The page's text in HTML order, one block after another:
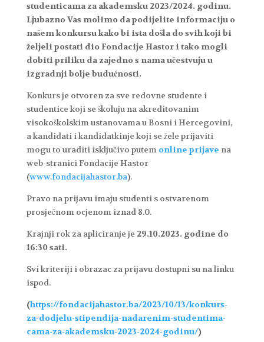
studenticama za akademsku 2023/2024. godinu.
Ljubazno Vas molimo da podijelite informaciju o
našem konkursu kako bi ista došla do svih koji bi
željeli postati dio Fondacije Hastor i tako mogli
dobiti priliku da zajedno s nama učestvuju u
izgradnji bolje budućnosti.
Konkurs je otvoren za sve redovne studente i
studentice koji se školuju na akreditovanim
visokoškolskim ustanovama u Bosni i Hercegovini,
a kandidati i kandidatkinje koji se žele prijaviti
mogu to uraditi isključivo putem online prijave na
web-stranici Fondacije Hastor
(www.fondacijahastor.ba).
Pravo na prijavu imaju studenti s ostvarenom
prosječnom ocjenom iznad 8.0.
Krajnji rok za apliciranje je 29.10.2023. godine do
16:30 sati.
Svi kriteriji i obrazac za prijavu dostupni su na linku
ispod.
(https://fondacijahastor.ba/2023/10/13/konkurs-
za-dodjelu-stipendija-nadarenim-studentima-
cama-za-akademsku-2023-2024-godinu/)